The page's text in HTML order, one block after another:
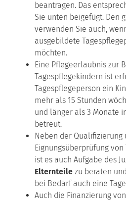
beantragen. Das
Sie unten beigefügt. Den
verwenden Sie auch,
ausgebildete
möchten.
Eine Pflegeerlaubnis zur
Tagespflegekindern ist
Tagespflegeperson ein
mehr als 15 Stunden
und länger als 3 Monate
betreut.
Neben der Qualifizierung
Eignungsüberprüfung
ist es auch Aufgabe des
Elternteile zu beraten
bei Bedarf auch eine
Auch die Finanzierung